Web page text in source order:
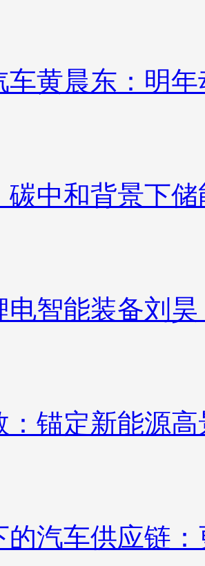
车黄晨东：明
碳中和背景下
电智能装备刘
：锚定新能源
的汽车供应链